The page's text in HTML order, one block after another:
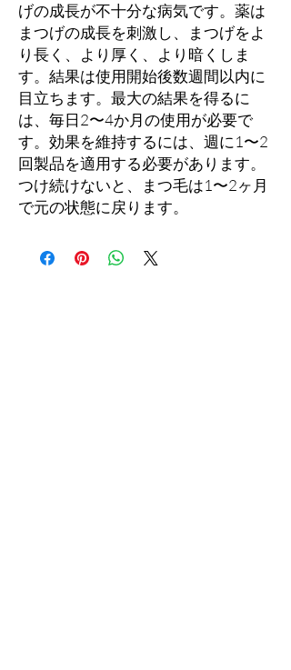
げの成長が不十分な病気です。薬は
まつげの成長を刺激し、まつげをよ
り長く、より厚く、より暗くしま
す。結果は使用開始後数週間以内に
目立ちます。最大の結果を得るに
は、毎日2〜4か月の使用が必要で
す。効果を維持するには、週に1〜2
回製品を適用する必要があります。
つけ続けないと、まつ毛は1〜2ヶ月
で元の状態に戻ります。